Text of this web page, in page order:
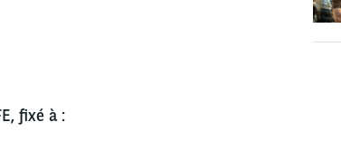
fixé à :